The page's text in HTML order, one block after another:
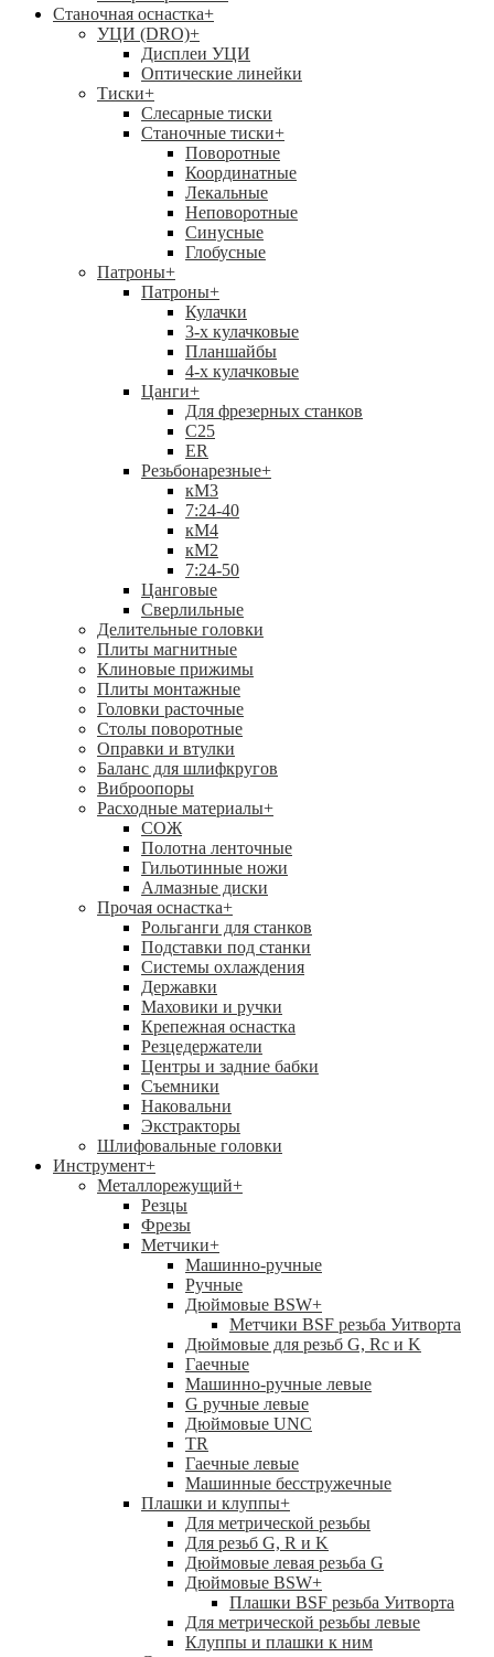
Станочная оснастка+
УЦИ (DRO)+
Дисплеи УЦИ
Оптические линейки
Тиски+
Слесарные тиски
Станочные тиски+
Поворотные
Координатные
Лекальные
Неповоротные
Синусные
Глобусные
Патроны+
Патроны+
Кулачки
3-х кулачковые
Планшайбы
4-х кулачковые
Цанги+
Для фрезерных станков
С25
ER
Резьбонарезные+
кМ3
7:24-40
кМ4
кМ2
7:24-50
Цанговые
Сверлильные
Делительные головки
Плиты магнитные
Клиновые прижимы
Плиты монтажные
Головки расточные
Столы поворотные
Оправки и втулки
Баланс для шлифкругов
Виброопоры
Расходные материалы+
СОЖ
Полотна ленточные
Гильотинные ножи
Алмазные диски
Прочая оснастка+
Рольганги для станков
Подставки под станки
Системы охлаждения
Державки
Маховики и ручки
Крепежная оснастка
Резцедержатели
Центры и задние бабки
Съемники
Наковальни
Экстракторы
Шлифовальные головки
Инструмент+
Металлорежущий+
Резцы
Фрезы
Метчики+
Машинно-ручные
Ручные
Дюймовые BSW+
Метчики BSF резьба Уитворта
Дюймовые для резьб G, Rc и K
Гаечные
Машинно-ручные левые
G ручные левые
Дюймовые UNC
TR
Гаечные левые
Машинные бесстружечные
Плашки и клуппы+
Для метрической резьбы
Для резьб G, R и K
Дюймовые левая резьба G
Дюймовые BSW+
Плашки BSF резьба Уитворта
Для метрической резьбы левые
Клуппы и плашки к ним